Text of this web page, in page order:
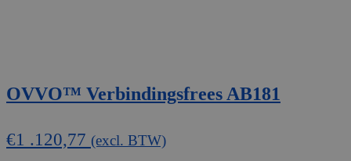
OVVO™ Verbindingsfrees AB181
€1 .120,77 (excl. BTW)